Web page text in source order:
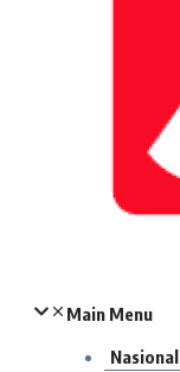
Main Menu
Nasional